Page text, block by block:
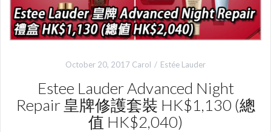
October 20, 2017 Carol Estée Lauder
Estee Lauder Advanced Night
Repair 皇牌修護套裝 HK$1,130 (總
值 HK$2,040)